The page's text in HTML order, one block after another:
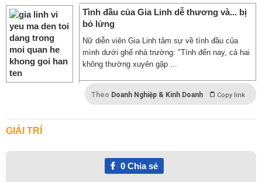
Tình đầu của Gia Linh dễ thương và... bị
bỏ lửng
Nữ diễn viên Gia Linh tâm sự về tình đầu của
mình dưới ghế nhà trường: "Tính đến nay, cả hai
không thường xuyên gặp ...
Theo Doanh Nghiệp & Kinh Doanh Copy link
GIẢI TRÍ
0Chia sẻ